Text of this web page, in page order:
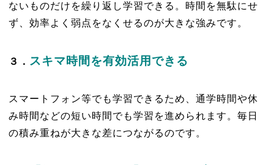
ないものだけを繰り返し学習できる。時間を無駄にせ
ず、効率よく弱点をなくせるのが大きな強みです。
３． スキマ時間を有効活用できる
スマートフォン等でも学習できるため、通学時間や休
み時間などの短い時間でも学習を進められます。毎日
の積み重ねが大きな差につながるのです。